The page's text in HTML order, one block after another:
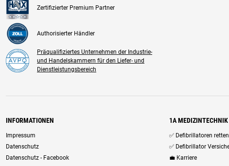
Zertifizierter Premium Partner
Authorisierter Händler
Präqualifiziertes Unternehmen der Industrie-
und Handelskammern für den Liefer- und
Dienstleistungsbereich
INFORMATIONEN
Impressum
Datenschutz
Datenschutz - Facebook
1A
✅ Defibrillatoren
✅ Defibrillator
💼 Karriere